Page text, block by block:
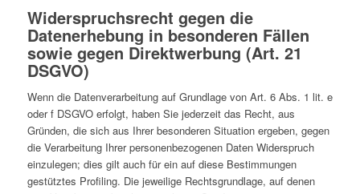
Widerspruchsrecht gegen die
Datenerhebung in besonderen Fällen
sowie gegen Direktwerbung (Art. 21
DSGVO)
Wenn die Datenverarbeitung auf Grundlage von Art. 6 Abs. 1 lit. e
oder f DSGVO erfolgt, haben Sie jederzeit das Recht, aus
Gründen, die sich aus Ihrer besonderen Situation ergeben, gegen
die Verarbeitung Ihrer personenbezogenen Daten Widerspruch
einzulegen; dies gilt auch für ein auf diese Bestimmungen
gestütztes Profiling. Die jeweilige Rechtsgrundlage, auf denen